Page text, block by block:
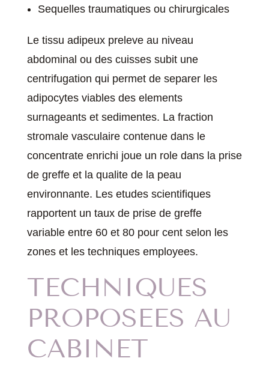
Sequelles traumatiques ou chirurgicales
Le tissu adipeux preleve au niveau
abdominal ou des cuisses subit une
centrifugation qui permet de separer les
adipocytes viables des elements
surnageants et sedimentes. La fraction
stromale vasculaire contenue dans le
concentrate enrichi joue un role dans la prise
de greffe et la qualite de la peau
environnante. Les etudes scientifiques
rapportent un taux de prise de greffe
variable entre 60 et 80 pour cent selon les
zones et les techniques employees.
TECHNIQUES
PROPOSEES AU
CABINET